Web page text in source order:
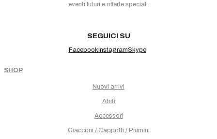
eventi futuri e offerte speciali.
SEGUICI SU
FacebookInstagramSkype
SHOP
Nuovi arrivi
Abiti
Accessori
Giacconi / Cappotti / Piumini